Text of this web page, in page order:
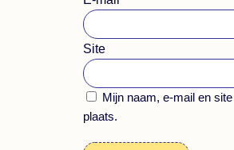
Site
Mijn naam, e-mail en
plaats.